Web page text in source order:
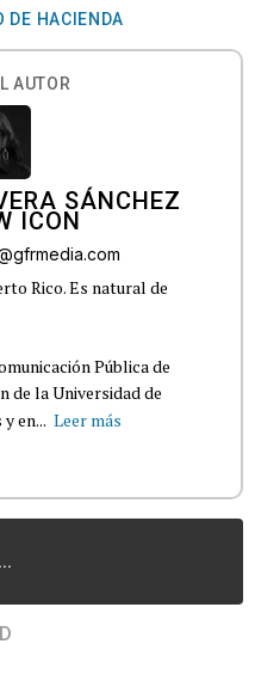
DE HACIENDA
AUTOR
SÁNCHEZ
Rico. Es natural de
Pública de
de la Universidad de
en... Leer más
...